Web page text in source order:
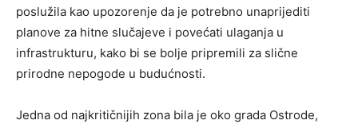
poslužila kao upozorenje da je potrebno unaprijediti
planove za hitne slučajeve i povećati ulaganja u
infrastrukturu, kako bi se bolje pripremili za slične
prirodne nepogode u budućnosti.
Jedna od najkritičnijih zona bila je oko grada Ostrode,